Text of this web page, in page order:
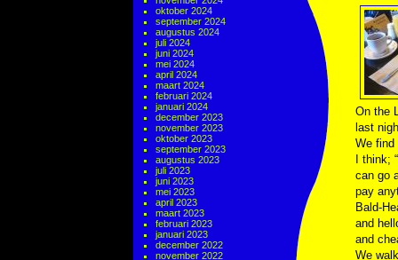
oktober 2024
september 2024
augustus 2024
juli 2024
juni 2024
mei 2024
april 2024
maart 2024
februari 2024
januari 2024
december 2023
november 2023
oktober 2023
september 2023
augustus 2023
juli 2023
juni 2023
mei 2023
april 2023
maart 2023
februari 2023
januari 2023
december 2022
november 2022
On the
last
We find
I think;
can go
pay
Bald-
and
and
We